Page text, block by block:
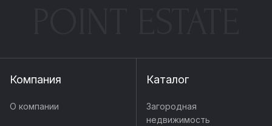
Компания
О компании
Каталог
Загородная
недвижимость